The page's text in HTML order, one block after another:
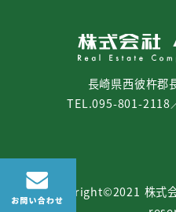
長崎県西彼杵郡
TEL.095-801-2118
copyright©2021 株式